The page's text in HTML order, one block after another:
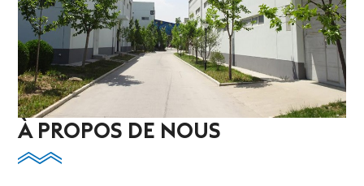
À PROPOS DE NOUS